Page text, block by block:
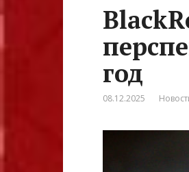
год
08.12.2025